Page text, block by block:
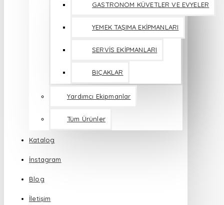
GASTRONOM KÜVETLER VE EVYELER
YEMEK TAŞIMA EKİPMANLARI
SERVİS EKİPMANLARI
BIÇAKLAR
Yardımcı Ekipmanlar
Tüm Ürünler
Katalog
İnstagram
Blog
İletişim